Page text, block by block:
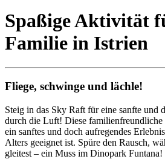
Spaßige Aktivität
Familie in Istrien
Fliege, schwinge und lächle!
Steig in das Sky Raft für eine sanfte und
durch die Luft! Diese familienfreundliche
ein sanftes und doch aufregendes
Alters geeignet ist. Spüre den Rausch,
gleitest – ein Muss im Dinopark Funtana!